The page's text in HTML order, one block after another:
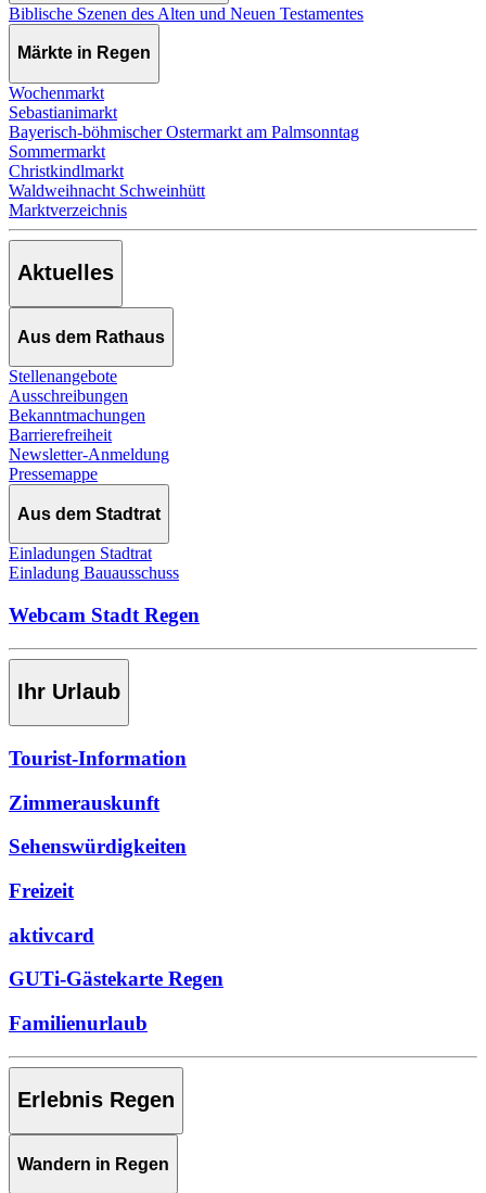
Biblische Szenen des Alten und Neuen Testamentes
Märkte in Regen
Wochenmarkt
Sebastianimarkt
Bayerisch-böhmischer Ostermarkt am Palmsonntag
Sommermarkt
Christkindlmarkt
Waldweihnacht Schweinhütt
Marktverzeichnis
Aktuelles
Aus dem Rathaus
Stellenangebote
Ausschreibungen
Bekanntmachungen
Barrierefreiheit
Newsletter-Anmeldung
Pressemappe
Aus dem Stadtrat
Einladungen Stadtrat
Einladung Bauausschuss
Webcam Stadt Regen
Ihr Urlaub
Tourist-Information
Zimmerauskunft
Sehenswürdigkeiten
Freizeit
aktivcard
GUTi-Gästekarte Regen
Familienurlaub
Erlebnis Regen
Wandern in Regen